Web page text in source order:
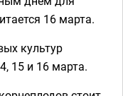
16 марта.
культур
15 и 16 марта.